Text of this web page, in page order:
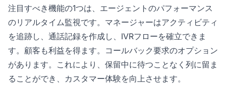
注目すべき機能の1つは、エージェントのパフォーマンス
のリアルタイム監視です。マネージャーはアクティビティ
を追跡し、通話記録を作成し、IVRフローを確立できま
す。顧客も利益を得ます。コールバック要求のオプション
があります。これにより、保留中に待つことなく列に留ま
ることができ、カスタマー体験を向上させます。